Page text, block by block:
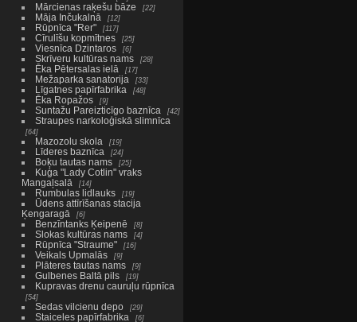
Mārcienas raķešu bāze 22
Māja Inčukalnā 12
Rūpnīca "Rer" 117
Cīrulīšu kopmītnes 25
Viesnīca Dzintaros 6
Skrīveru kultūras nams 28
Ēka Pētersalas ielā 17
Mežaparka sanatorija 33
Līgatnes papīrfabrika 48
Ēka Ropažos 9
Suntažu Pareizticīgo baznīca 42
Straupes narkoloģiskā slimnīca
64
Mazozolu skola 19
Līderes baznīca 24
Boķu tautas nams 25
Kuģa "Lady Cotlin" vraks
Mangaļsalā
14
Rumbulas lidlauks 19
Ūdens attīrīšanas stacija
Ķengaragā
6
Benzīntanks Ķeipenē 8
Slokas kultūras nams 4
Rūpnīca "Straume" 16
Veikals Upmalās 9
Plāteres tautas nams 9
Gulbenes Baltā pils 19
Kupravas drenu cauruļu rūpnīca
54
Sedas vilcienu depo 29
Staiceles papīrfabrika 6